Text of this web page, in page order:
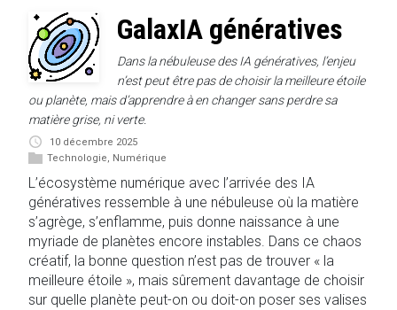
GalaxIA génératives
Dans la nébuleuse des IA génératives, l’enjeu
n’est peut être pas de choisir la meilleure étoile
ou planète, mais d’apprendre à en changer sans perdre sa
matière grise, ni verte.
10 décembre 2025
Technologie
Numérique
L’écosystème numérique avec l’arrivée des IA
génératives ressemble à une nébuleuse où la matière
s’agrège, s’enflamme, puis donne naissance à une
myriade de planètes encore instables. Dans ce chaos
créatif, la bonne question n’est pas de trouver « la
meilleure étoile », mais sûrement davantage de choisir
sur quelle planète peut-on ou doit-on poser ses valises